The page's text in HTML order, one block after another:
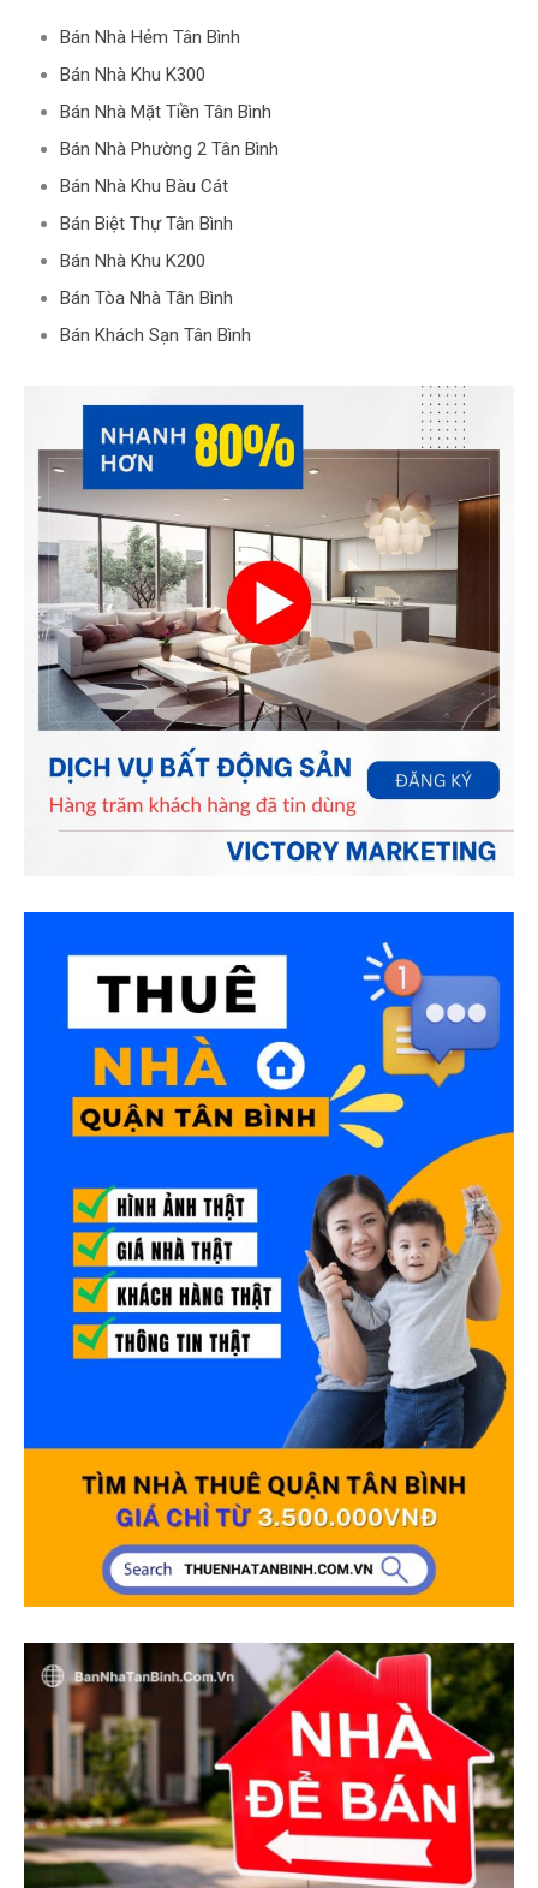
Bán Nhà Hẻm Tân Bình
Bán Nhà Khu K300
Bán Nhà Mặt Tiền Tân Bình
Bán Nhà Phường 2 Tân Bình
Bán Nhà Khu Bàu Cát
Bán Biệt Thự Tân Bình
Bán Nhà Khu K200
Bán Tòa Nhà Tân Bình
Bán Khách Sạn Tân Bình